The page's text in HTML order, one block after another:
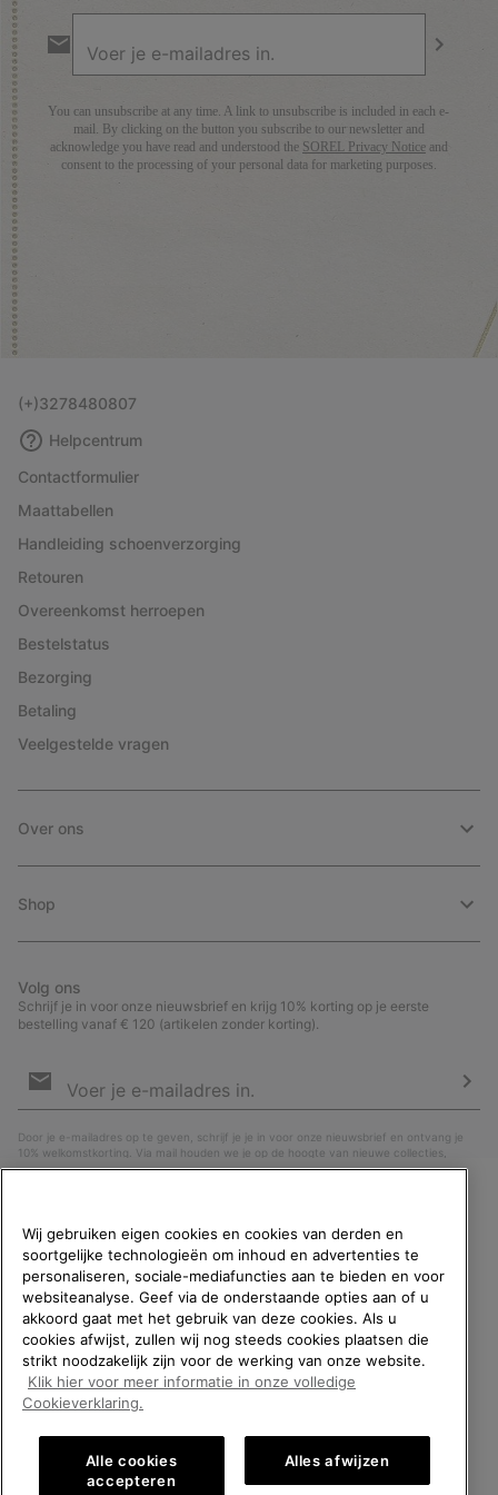
voor
You can unsubscribe at any time. A link to unsubscribe is included in each e-
mail. By clicking on the button you subscribe to our newsletter and
acknowledge you have read and understood the SOREL Privacy Noticeand
consent to the processing of your personal data for marketing purposes.
(+)3278480807
Helpcentrum
Contactformulier
Maattabellen
Handleiding schoenverzorging
Retouren
Overeenkomst herroepen
Bestelstatus
Bezorging
Betaling
Veelgestelde vragen
Over ons
Shop
Volg ons
Schrijf je in voor onze nieuwsbrief en krijg 10% korting op je eerste
bestelling vanaf € 120 (artikelen zonder korting).
voor
Door je e-mailadres op te geven, schrijf je je in voor onze nieuwsbrief en ontvang je
10% welkomstkorting. Via mail houden we je op de hoogte van nieuwe collecties,
aanbiedingen en evenementen. In onzePrivacyverklaringlees je hoe we je gegevens
België (Nederlands)
2026SOREL. All rights reserved.
Privacybeleid Gebruiksvoorwaarden Verkoopvoorwaarden
WELKOM BIJ SOREL.
SELECTEER JE
VERZENDLOCATIE.
Online shoppen beschikbaar
United States
Online
Belgium-Français
Online
Wij gebruiken eigen cookies en cookies van derden en
soortgelijke technologieën om inhoud en advertenties te
personaliseren, sociale-mediafuncties aan te bieden en voor
websiteanalyse. Geef via de onderstaande opties aan of u
akkoord gaat met het gebruik van deze cookies. Als u
cookies afwijst, zullen wij nog steeds cookies plaatsen die
strikt noodzakelijk zijn voor de werking van onze website.
Klik hier voor meer informatie in onze volledige
Cookieverklaring.
Alle cookies
accepteren
Alles afwijzen